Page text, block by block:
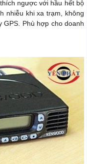
ngược với hầu hết bộ
nhiễu khi xa trạm, không
Phù hợp cho doanh